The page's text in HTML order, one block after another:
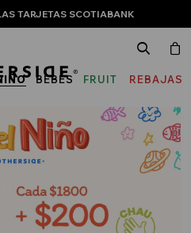
TARJETAS SCOTIABANK
BEBÉS
FRUIT
THE
LOOM
REBAJAS